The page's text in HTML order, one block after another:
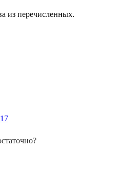
из перечисленных.